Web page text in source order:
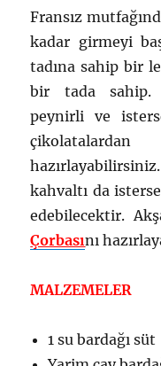
Fransız
kadar girmeyi
tadına sahip bir
bir tada sahip.
peynirli ve
kahvaltı da
edebilecektir.
Çorbasını
MALZEMELER
1 su bardağı süt